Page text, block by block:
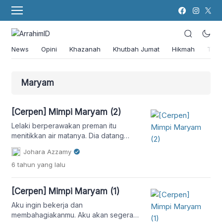
News Opini Khazanah Khutbah Jumat Hikmah
Maryam
[Cerpen] Mimpi Maryam (2)
Lelaki berperawakan preman itu
menitikkan air matanya. Dia datang
menemui Maryam atas perintah Salman.
Salman menitipkan sejumlah uang yang
selama ini disimpannya untuk dibawa
Johara Azzamy
6 tahun yang lalu
[Cerpen] Mimpi Maryam (1)
Aku ingin bekerja dan
membahagiakanmu. Aku akan segera